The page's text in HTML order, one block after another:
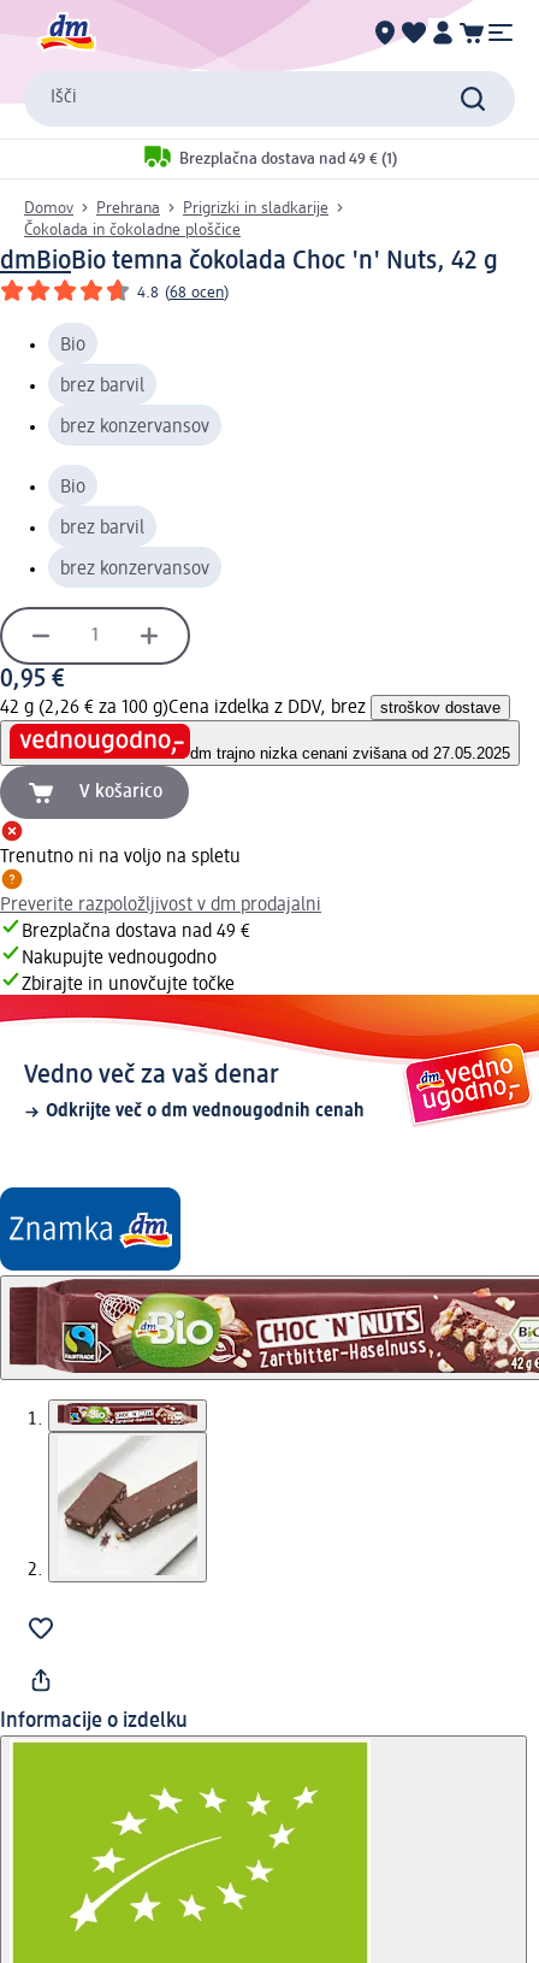
Išči
Brezplačna dostava nad 49 € (1)
Domov Prehrana
Prigrizki in sladkarije
Čokolada in čokoladne ploščice
dmBioBio temna čokolada Choc 'n' Nuts, 42 g
4.8 (68 ocen)
Bio
brez barvil
brez konzervansov
Bio
brez barvil
brez konzervansov
0,95 €
42 g (2,26 € za 100 g)Cena izdelka z DDV, brez stroškov dostave
dm trajno nizka cenani zvišana od 27.05.2025
V košarico
Trenutno ni na voljo na spletu
Preverite razpoložljivost v dm prodajalni
Brezplačna dostava nad 49 €
Nakupujte vednougodno
Zbirajte in unovčujte točke
Vedno več za vaš denar
Odkrijte več o dm vednougodnih cenah
Informacije o izdelku